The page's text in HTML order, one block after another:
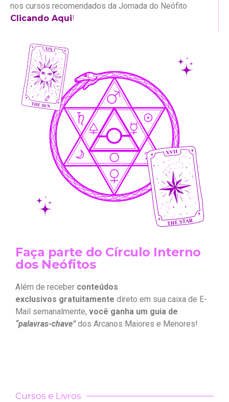
nos cursos recomendados da Jornada do Neófito
Clicando Aqui!
Faça parte do Círculo Interno
dos Neófitos
Além de receber conteúdos
exclusivos gratuitamente direto em sua caixa de E-
Mail semanalmente, você ganha um guia de
“palavras-chave”dos Arcanos Maiores e Menores!
Cursos e Livros